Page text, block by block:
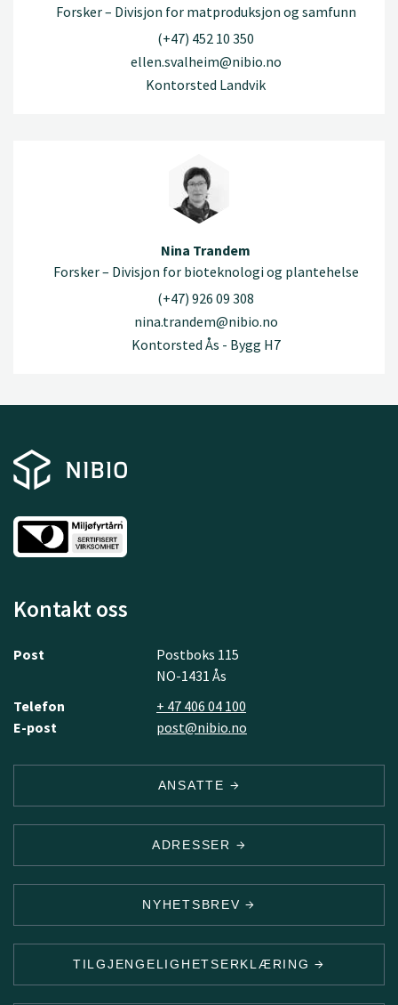
Forsker – Divisjon for matproduksjon og samfunn
(+47) 452 10 350
ellen.svalheim@nibio.no
Kontorsted Landvik
Nina Trandem
Forsker – Divisjon for bioteknologi og plantehelse
(+47) 926 09 308
nina.trandem@nibio.no
Kontorsted Ås - Bygg H7
Kontakt oss
Post
Postboks 115
NO-1431 Ås
Telefon
+ 47 406 04 100
E-post
post@nibio.no
ANSATTE
ADRESSER
NYHETSBREV
TILGJENGELIGHETSERKLÆRING